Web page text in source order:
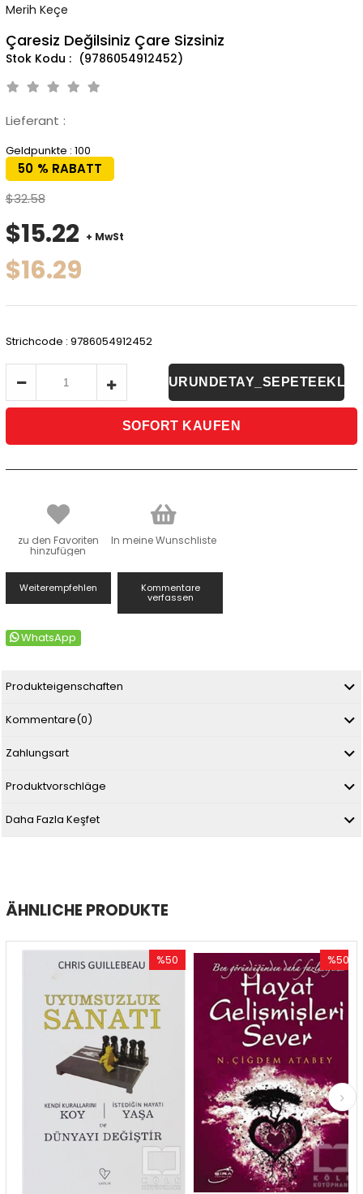
Merih Keçe
Çaresiz Değilsiniz Çare Sizsiniz
(9786054912452)
Lieferant :
Geldpunkte : 100
%
50
RABATT
$32.58
$15.22 + MwSt
$16.29
Strichcode : 9786054912452
zu den Favoriten
hinzufügen
In meine Wunschliste
Weiterempfehlen Kommentare
verfassen
WhatsApp
Produkteigenschaften
Kommentare(0)
Zahlungsart
Produktvorschläge
Daha Fazla Keşfet
ÄHNLICHE PRODUKTE
%50
%50Rabatt
%50
Rabatt